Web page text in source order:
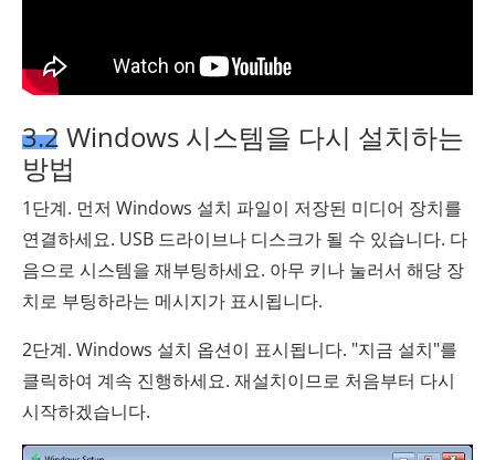
3.2 Windows 시스템을 다시 설치하는
방법
1단계. 먼저 Windows 설치 파일이 저장된 미디어 장치를
연결하세요. USB 드라이브나 디스크가 될 수 있습니다. 다
음으로 시스템을 재부팅하세요. 아무 키나 눌러서 해당 장
치로 부팅하라는 메시지가 표시됩니다.
2단계. Windows 설치 옵션이 표시됩니다. "지금 설치"를
클릭하여 계속 진행하세요. 재설치이므로 처음부터 다시
시작하겠습니다.